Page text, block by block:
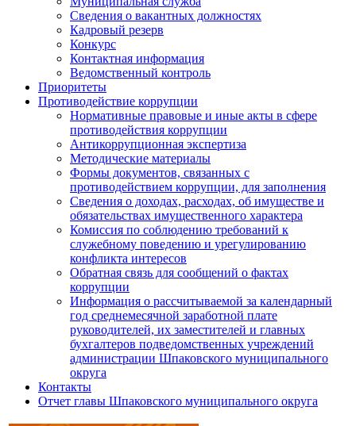
Сведения о вакантных должностях
Кадровый резерв
Конкурс
Контактная информация
Ведомственный контроль
Приоритеты
Противодействие коррупции
Нормативные правовые и иные акты в сфере
противодействия коррупции
Антикоррупционная экспертиза
Методические материалы
Формы документов, связанных с
противодействием коррупции, для заполнения
Сведения о доходах, расходах, об имуществе и
обязательствах имущественного характера
Комиссия по соблюдению требований к
служебному поведению и урегулированию
конфликта интересов
Обратная связь для сообщений о фактах
коррупции
Информация о рассчитываемой за календарный
год среднемесячной заработной плате
руководителей, их заместителей и главных
бухгалтеров подведомственных учреждений
администрации Шпаковского муниципального
округа
Контакты
Отчет главы Шпаковского муниципального округа